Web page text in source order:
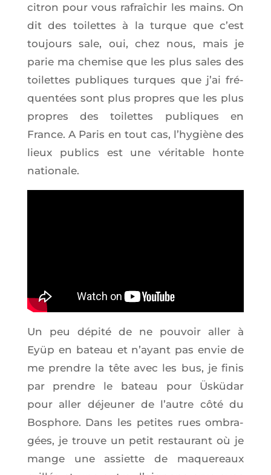
citron pour vous rafraî­chir les mains. On
dit des toi­lettes à la turque que c’est
tou­jours sale, oui, chez nous, mais je
parie ma che­mise que les plus sales des
toi­lettes publiques turques que j’ai fré­
quen­tées sont plus propres que les plus
propres des toi­lettes publiques en
France. A Paris en tout cas, l’hy­giène des
lieux publics est une véri­table honte
nationale.
Un peu dépi­té de ne pou­voir aller à
Eyüp en bateau et n’ayant pas envie de
me prendre la tête avec les bus, je finis
par prendre le bateau pour Üskü­dar
pour aller déjeu­ner de l’autre côté du
Bos­phore. Dans les petites rues ombra­
gées, je trouve un petit res­tau­rant où je
mange une assiette de maque­reaux